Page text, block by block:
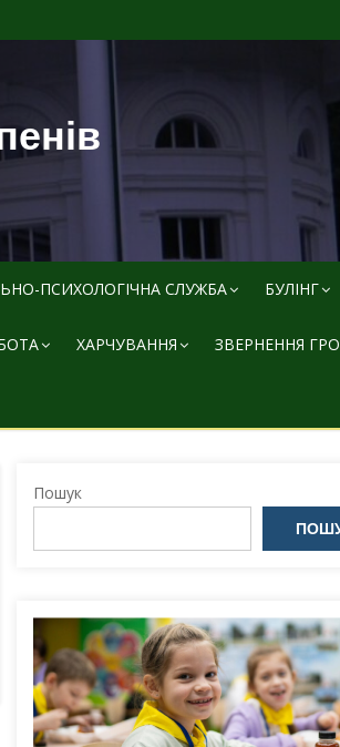
ПСИХОЛОГІЧНА СЛУЖБА БУЛІНГ
ХАРЧУВАННЯ ЗВЕРНЕННЯ
Пошук